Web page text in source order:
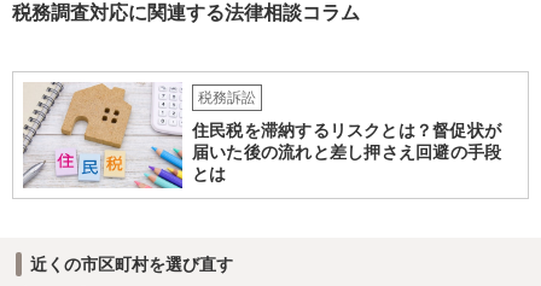
税務調査対応に関連する法律相談コラム
税務訴訟
住民税を滞納するリスクとは？督促状が
届いた後の流れと差し押さえ回避の手段
とは
近くの市区町村を選び直す